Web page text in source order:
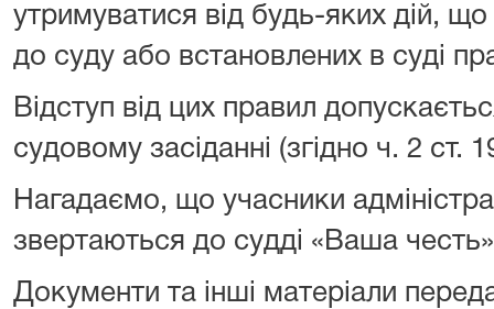
утримуватися від будь-яких дій,
до суду або встановлених в суді
Відступ від цих правил
судовому засіданні (згідно ч. 2 ст.
Нагадаємо, що учасники
звертаються до судді «Ваша
Документи та інші матеріали